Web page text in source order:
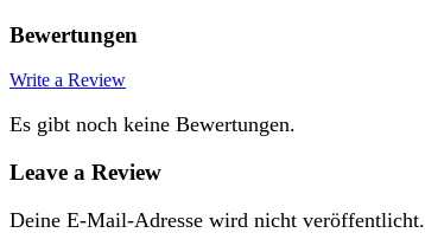
Bewertungen
Write a Review
Es gibt noch keine Bewertungen.
Leave a Review
Deine E-Mail-Adresse wird nicht veröffentlicht.